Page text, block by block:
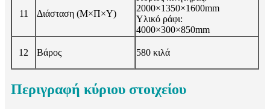
11 Διάσταση (Μ×Π×Υ)
2000×1350×1600mm
Υλικό ράφι:
4000×300×850mm
12 Βάρος 580 κιλά
Περιγραφή κύριου στοιχείου